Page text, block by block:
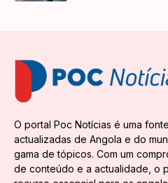
O portal Poc Notícias é uma
actualizadas de Angola e do
gama de tópicos. Com um
de conteúdo e a actualidade, o